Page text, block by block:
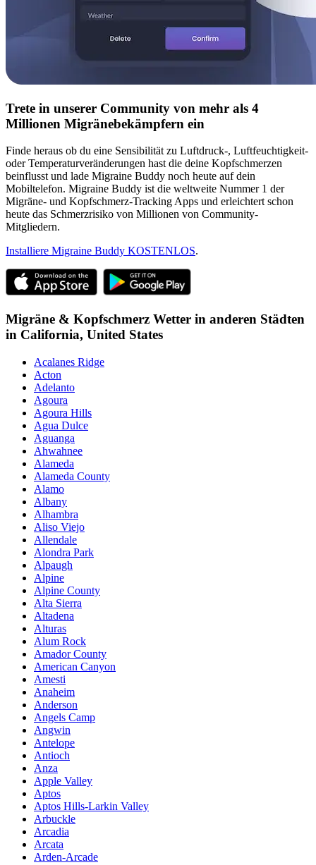
Trete in unserer Community von mehr als 4
Millionen Migränebekämpfern ein
Finde heraus ob du eine Sensibilität zu Luftdruck-, Luftfeuchtigkeit-
oder Temperaturveränderungen hast die deine Kopfschmerzen
beinflusst und lade Migraine Buddy noch heute auf dein
Mobiltelefon. Migraine Buddy ist die weltweite Nummer 1 der
Migräne- und Kopfschmerz-Tracking Apps und erleichtert schon
heute das Schmerzrisiko von Millionen von Community-
Mitgliedern.
Installiere Migraine Buddy KOSTENLOS.
Migräne & Kopfschmerz Wetter in anderen Städten
in California, United States
Acalanes Ridge
Acton
Adelanto
Agoura
Agoura Hills
Agua Dulce
Aguanga
Ahwahnee
Alameda
Alameda County
Alamo
Albany
Alhambra
Aliso Viejo
Allendale
Alondra Park
Alpaugh
Alpine
Alpine County
Alta Sierra
Altadena
Alturas
Alum Rock
Amador County
American Canyon
Amesti
Anaheim
Anderson
Angels Camp
Angwin
Antelope
Antioch
Anza
Apple Valley
Aptos
Aptos Hills-Larkin Valley
Arbuckle
Arcadia
Arcata
Arden-Arcade